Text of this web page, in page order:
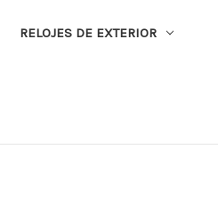
RELOJES DE EXTERIOR